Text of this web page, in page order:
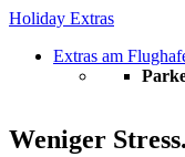
Weniger
Holiday Extras
Extras am